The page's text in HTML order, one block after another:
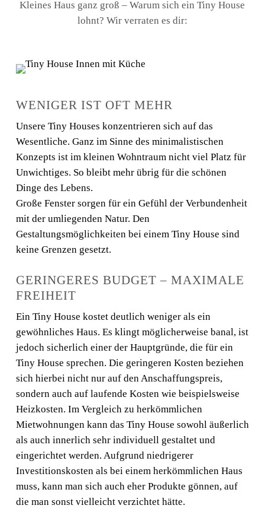
Kleines Haus ganz groß – Warum sich ein Tiny House
lohnt? Wir verraten es dir:
WENIGER IST OFT MEHR
Unsere Tiny Houses konzentrieren sich auf das
Wesentliche. Ganz im Sinne des minimalistischen
Konzepts ist im kleinen Wohntraum nicht viel Platz für
Unwichtiges. So bleibt mehr übrig für die schönen
Dinge des Lebens.
Große Fenster sorgen für ein Gefühl der Verbundenheit
mit der umliegenden Natur. Den
Gestaltungsmöglichkeiten bei einem Tiny House sind
keine Grenzen gesetzt.
GERINGERES BUDGET – MAXIMALE
FREIHEIT
Ein Tiny House kostet deutlich weniger als ein
gewöhnliches Haus. Es klingt möglicherweise banal, ist
jedoch sicherlich einer der Hauptgründe, die für ein
Tiny House sprechen. Die geringeren Kosten beziehen
sich hierbei nicht nur auf den Anschaffungspreis,
sondern auch auf laufende Kosten wie beispielsweise
Heizkosten. Im Vergleich zu herkömmlichen
Mietwohnungen kann das Tiny House sowohl äußerlich
als auch innerlich sehr individuell gestaltet und
eingerichtet werden. Aufgrund niedrigerer
Investitionskosten als bei einem herkömmlichen Haus
muss, kann man sich auch eher Produkte gönnen, auf
die man sonst vielleicht verzichtet hätte.